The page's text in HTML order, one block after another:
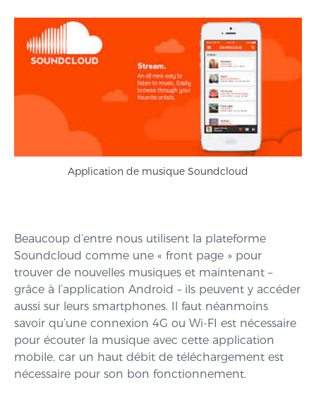
Application de musique Soundcloud
Beaucoup d’entre nous utilisent la plateforme
Soundcloud comme une « front page » pour
trouver de nouvelles musiques et maintenant –
grâce à l’application Android – ils peuvent y accéder
aussi sur leurs smartphones. Il faut néanmoins
savoir qu’une connexion 4G ou Wi-FI est nécessaire
pour écouter la musique avec cette application
mobile, car un haut débit de téléchargement est
nécessaire pour son bon fonctionnement.